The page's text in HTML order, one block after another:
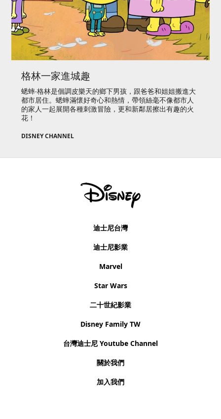
格林一家進城趣
蟋蟀‧格林是個調皮樂天的鄉下男孩，跟爸爸和姐姐搬進大
都市居住。蟋蟀滿懷好奇心和熱情，帶領絲毫不像都市人
的家人一起展開各種刺激冒險，更和新鄰居擦出有趣的火
花！
DISNEY CHANNEL
迪士尼台灣
迪士尼影業
Marvel
Star Wars
二十世紀影業
Disney Family TW
台灣迪士尼 Youtube Channel
關於我們
加入我們